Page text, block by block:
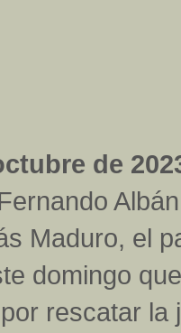
de
Maduro, el
domingo
rescatar